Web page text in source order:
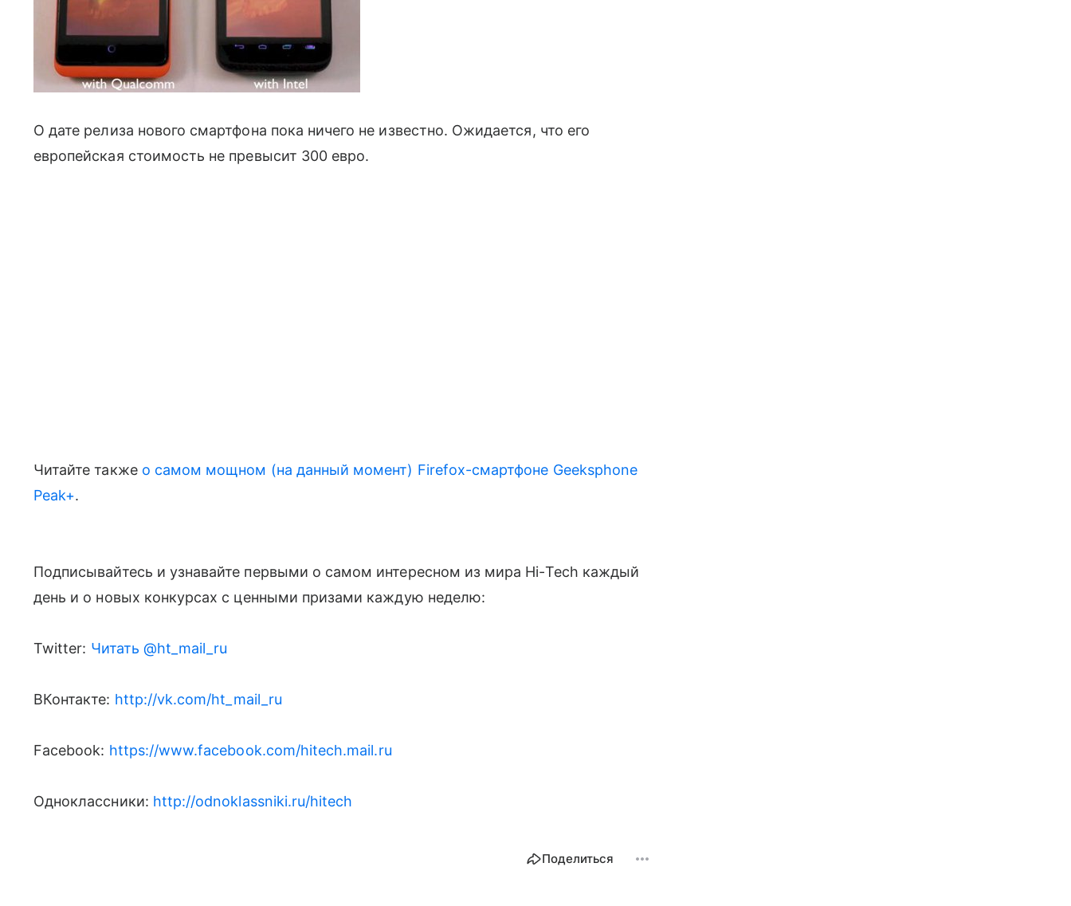
О дате релиза нового смартфона пока ничего не известно. Ожидается, что его
европейская стоимость не превысит 300 евро.
Читайте также о самом мощном (на данный момент) Firefox-смартфоне Geeksphone
Peak+.
Подписывайтесь и узнавайте первыми о самом интересном из мира Hi-Tech каждый
день и о новых конкурсах с ценными призами каждую неделю:
Twitter: Читать @ht_mail_ru
ВКонтакте: http://vk.com/ht_mail_ru
Facebook: https://www.facebook.com/hitech.mail.ru
Одноклассники: http://odnoklassniki.ru/hitech
Поделиться